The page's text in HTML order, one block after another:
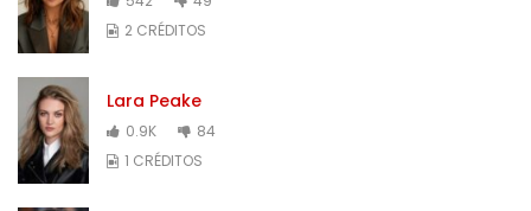
2 CRÉDITOS
Lara Peake
0.9K
84
1 CRÉDITOS